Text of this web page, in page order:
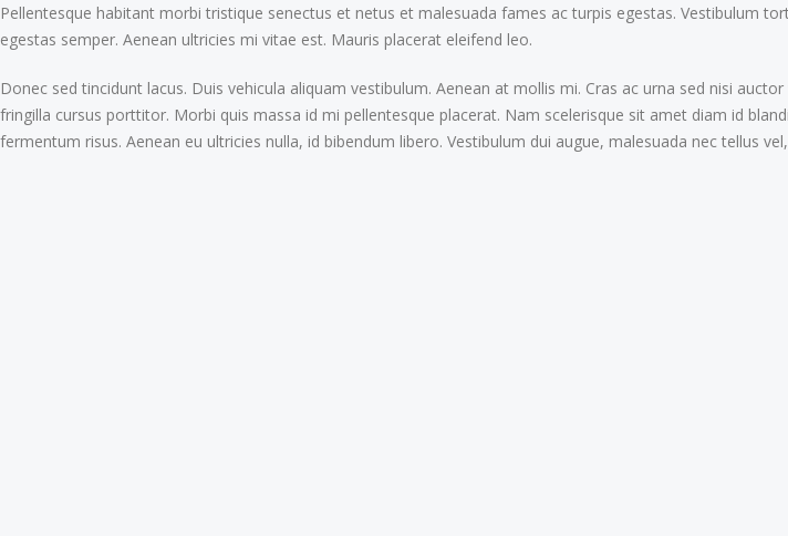
Pellentesque habitant morbi tristique senectus et netus et malesuada fames ac turpis egestas. Vestibulum
egestas semper. Aenean ultricies mi vitae est. Mauris placerat eleifend leo.
Donec sed tincidunt lacus. Duis vehicula aliquam vestibulum. Aenean at mollis mi. Cras ac urna sed nisi
fringilla cursus porttitor. Morbi quis massa id mi pellentesque placerat. Nam scelerisque sit amet diam id
fermentum risus. Aenean eu ultricies nulla, id bibendum libero. Vestibulum dui augue, malesuada nec tellus